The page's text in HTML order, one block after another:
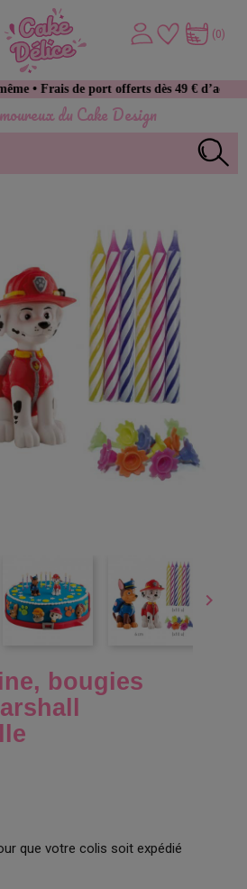
du Cake Design
de port offerts dès 49 € d’achat
(0)

bougies
que votre colis soit expédié